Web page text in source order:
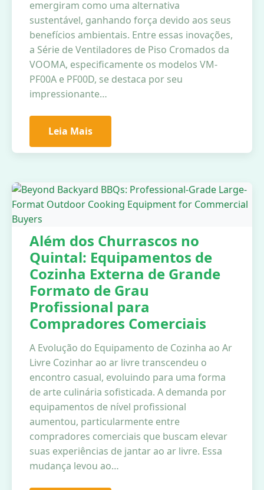
emergiram como uma alternativa
sustentável, ganhando força devido aos seus
benefícios ambientais. Entre essas inovações,
a Série de Ventiladores de Piso Cromados da
VOOMA, especificamente os modelos VM-
PF00A e PF00D, se destaca por seu
impressionante…
Leia Mais
Além dos Churrascos no
Quintal: Equipamentos de
Cozinha Externa de Grande
Formato de Grau
Profissional para
Compradores Comerciais
A Evolução do Equipamento de Cozinha ao Ar
Livre Cozinhar ao ar livre transcendeu o
encontro casual, evoluindo para uma forma
de arte culinária sofisticada. A demanda por
equipamentos de nível profissional
aumentou, particularmente entre
compradores comerciais que buscam elevar
suas experiências de jantar ao ar livre. Essa
mudança levou ao…